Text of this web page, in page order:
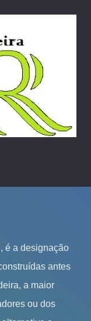
, é a designação
antes
a maior
ou dos